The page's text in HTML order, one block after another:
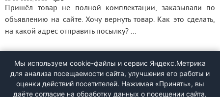
Пришёл товар не полной комплектации, заказывали по
объявлению на сайте. Хочу вернуть товар. Как это сделать,
на какой адрес отправить посылку? ...
ООО"МЕТАШИП-МОСКВА" (ЕСПП 026352)
Не соответствие товара
Мы используем cookie-файлы и сервис Яндекс.Метрика
для анализа посещаемости сайта, улучшения его работы и
оценки действий посетителей. Нажимая «Принять», вы
даёте согласие на обработку данных о посещении сайта,